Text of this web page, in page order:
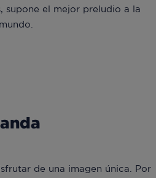
supone el mejor preludio a la
de una imagen única. Por